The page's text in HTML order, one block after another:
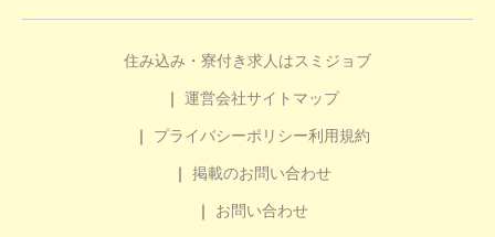
住み込み・寮付き求人はスミジョブ
運営会社サイトマップ
プライバシーポリシー利用規約
掲載のお問い合わせ
お問い合わせ